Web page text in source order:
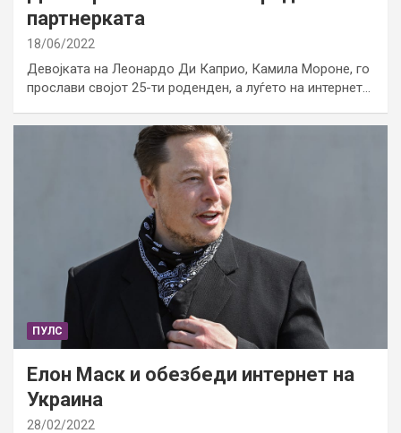
партнерката
18/06/2022
Девојката на Леонардо Ди Каприо, Камила Мороне, го
прослави својот 25-ти роденден, а луѓето на интернет…
ПУЛС
Елон Маск и обезбеди интернет на
Украина
28/02/2022